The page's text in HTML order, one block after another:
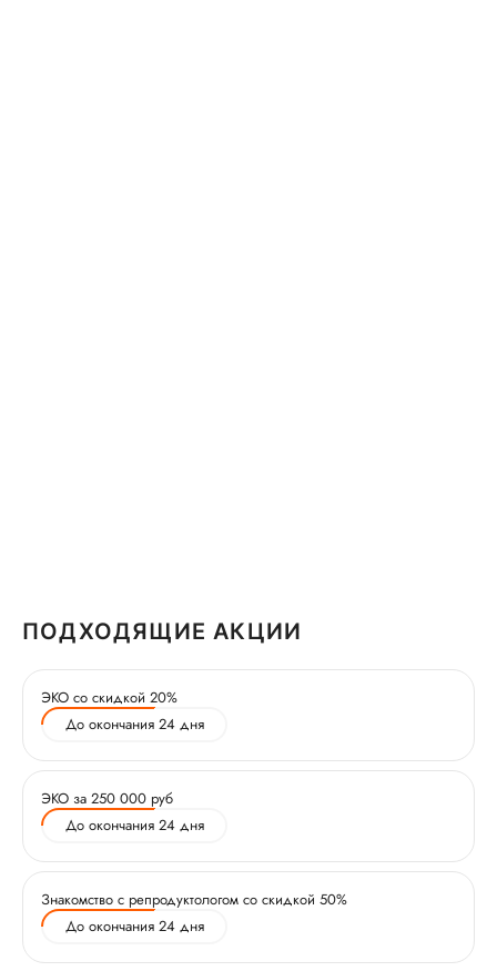
ПОДХОДЯЩИЕ АКЦИИ
ЭКО со скидкой 20%
До окончания 24 дня
ЭКО за 250 000 руб
До окончания 24 дня
Знакомство с репродуктологом со скидкой 50%
До окончания 24 дня